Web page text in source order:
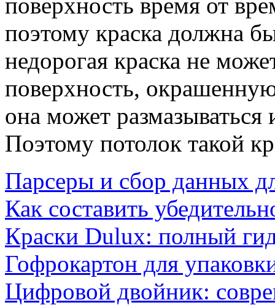
поэтому краска должна
недорогая краска не
поверхность,
она может
Поэтому потолок такой
Парсеры и сбор данных
Как составить
Краски Dulux: полный
Гофрокартон для
Цифровой двойник: